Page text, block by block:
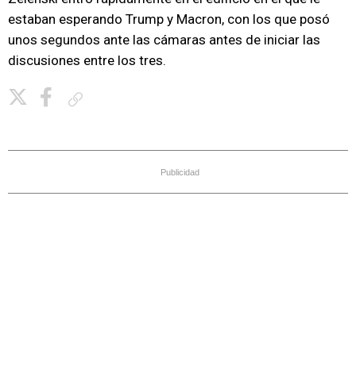
estaban esperando Trump y Macron, con los que posó
unos segundos ante las cámaras antes de iniciar las
discusiones entre los tres.
Publicidad